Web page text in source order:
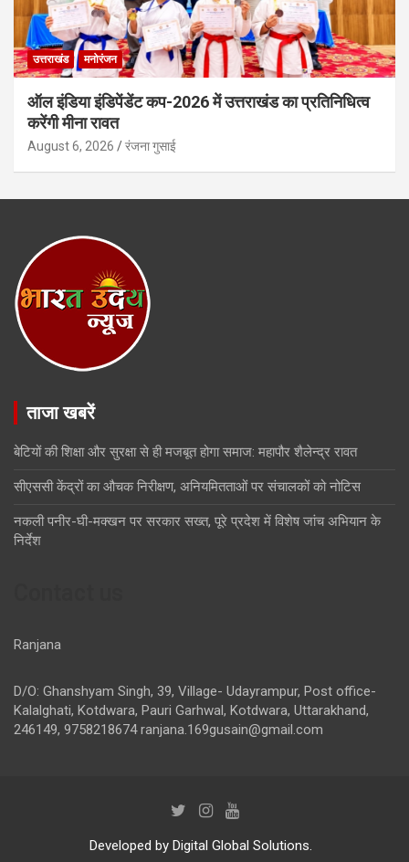
उत्तराखंड मनोरंजन
ऑल इंडिया इंडिपेंडेंट कप-2026 में उत्तराखंड का प्रतिनिधित्व
करेंगी मीना रावत
August 6, 2026 रंजना गुसाई
ताजा खबरें
बेटियों की शिक्षा और सुरक्षा से ही मजबूत होगा समाज: महापौर शैलेन्द्र रावत
सीएससी केंद्रों का औचक निरीक्षण, अनियमितताओं पर संचालकों को नोटिस
नकली पनीर-घी-मक्खन पर सरकार सख्त, पूरे प्रदेश में विशेष जांच अभियान के
निर्देश
Ranjana
D/O: Ghanshyam Singh, 39, Village- Udayrampur, Post office-
Kalalghati, Kotdwara, Pauri Garhwal, Kotdwara, Uttarakhand,
246149, 9758218674ranjana.169gusain@gmail.com
Developed by Digital Global Solutions.